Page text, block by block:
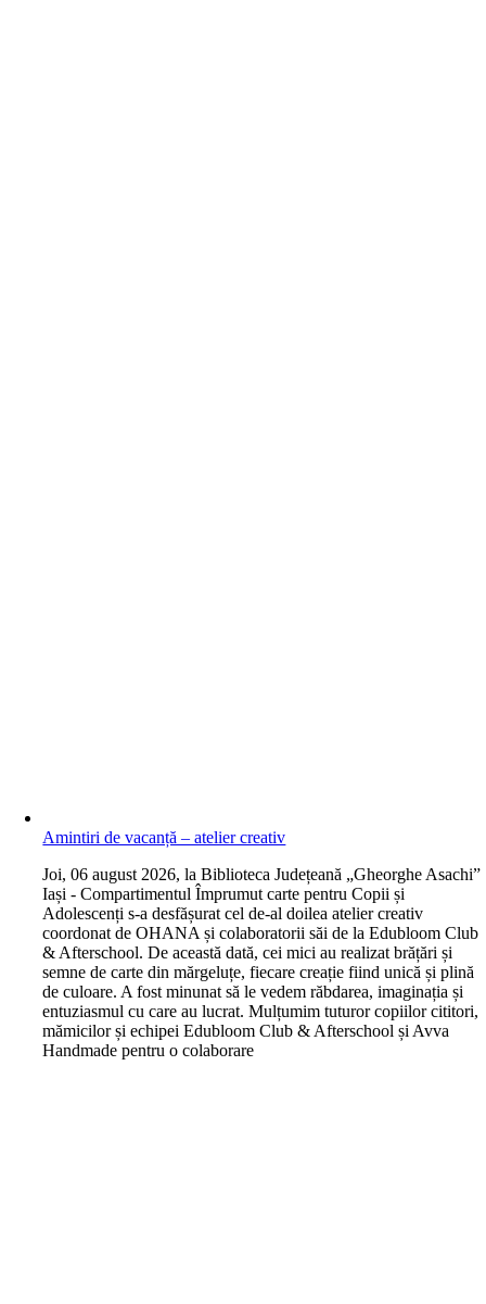
Amintiri de vacanță – atelier creativ
Joi, 06 august 2026, la Biblioteca Județeană „Gheorghe Asachi”
Iași - Compartimentul Împrumut carte pentru Copii și
Adolescenți s-a desfășurat cel de-al doilea atelier creativ
coordonat de OHANA și colaboratorii săi de la Edubloom Club
& Afterschool. De această dată, cei mici au realizat brățări și
semne de carte din mărgeluțe, fiecare creație fiind unică și plină
de culoare. A fost minunat să le vedem răbdarea, imaginația și
entuziasmul cu care au lucrat. Mulțumim tuturor copiilor cititori,
mămicilor și echipei Edubloom Club & Afterschool și Avva
Handmade pentru o colaborare